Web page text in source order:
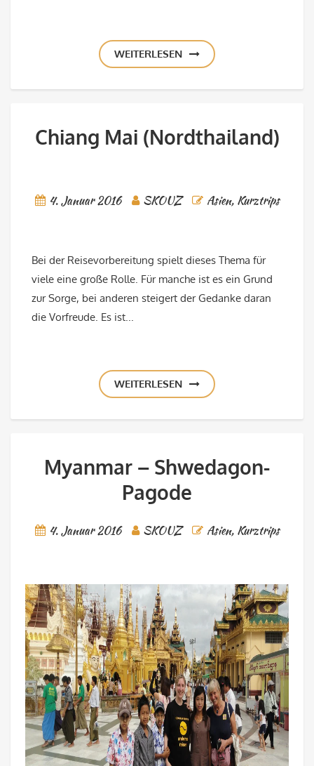
WEITERLESEN
Chiang Mai (Nordthailand)
4. Januar 2016 SKOUZ Asien, Kurztrips
Bei der Reisevorbereitung spielt dieses Thema für
viele eine große Rolle. Für manche ist es ein Grund
zur Sorge, bei anderen steigert der Gedanke daran
die Vorfreude. Es ist...
WEITERLESEN
Myanmar – Shwedagon-
Pagode
4. Januar 2016 SKOUZ Asien, Kurztrips